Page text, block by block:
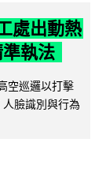
處出動熱
執法
空巡邏以打擊
臉識別與行為